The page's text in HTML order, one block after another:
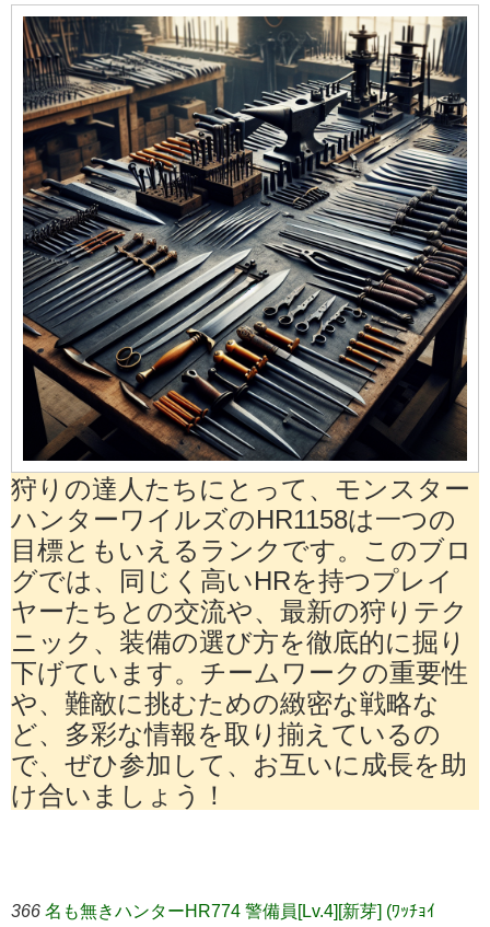
狩りの達人たちにとって、モンスター
ハンターワイルズのHR1158は一つの
目標ともいえるランクです。このブロ
グでは、同じく高いHRを持つプレイ
ヤーたちとの交流や、最新の狩りテク
ニック、装備の選び方を徹底的に掘り
下げています。チームワークの重要性
や、難敵に挑むための緻密な戦略な
ど、多彩な情報を取り揃えているの
で、ぜひ参加して、お互いに成長を助
け合いましょう！
366 名も無きハンターHR774 警備員[Lv.4][新芽] (ﾜｯﾁｮｲ